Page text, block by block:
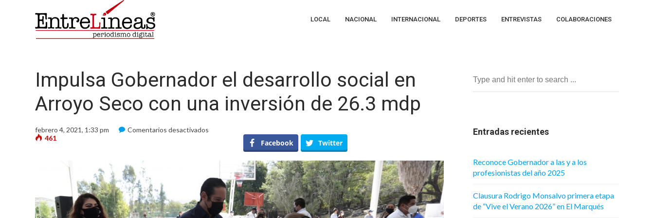
LOCAL NACIONAL INTERNACIONAL DEPORTES ENTREVISTAS COLABORACIONES
Impulsa Gobernador el desarrollo social en
Arroyo Seco con una inversión de 26.3 mdp
febrero 4, 2021, 1:33 pm Comentarios desactivados
desarrollo
en
Arroyo
Seco
con
una
461
Facebook Twitter
Entradas recientes
Reconoce Gobernador a las y a los
profesionistas del año 2025
Clausura Rodrigo Monsalvo primera etapa
de “Vive el Verano 2026” en El Marqués